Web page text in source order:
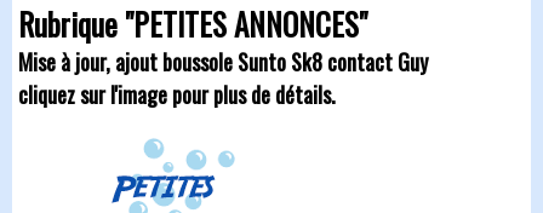
Rubrique "PETITES ANNONCES"
Mise à jour, ajout boussole Sunto Sk8 contact Guy
cliquez sur l'image pour plus de détails.